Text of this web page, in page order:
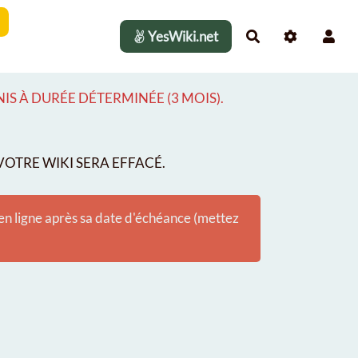
YesWiki.net Rechercher
À DURÉE DÉTERMINÉE (3 MOIS).
WIKI SERA EFFACÉ.
ligne après sa date d'échéance (mettez